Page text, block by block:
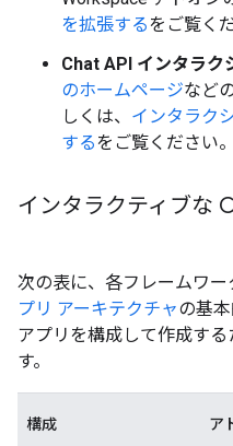
を拡張するをご覧く
Chat API インタラク
のホームページなど
しくは、 インタラク
するをご覧ください。
インタラクティブな
次の表に、各フレームワー
プリ アーキテクチャの基
アプリを構成して作成す
す。
構成 ア